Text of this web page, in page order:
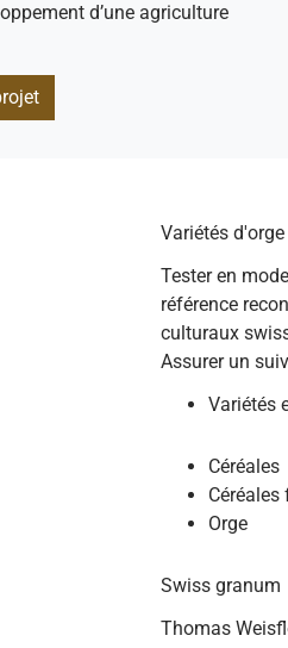
d’une agriculture
Variétés
Tester en
référence
culturaux
Assurer un
Variétés
Céréales
Céréales
Orge
Swiss granum
Thomas